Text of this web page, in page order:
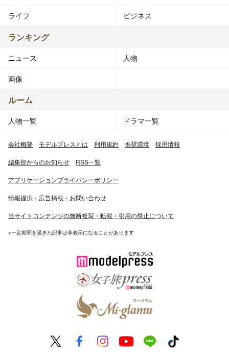
ライフ ビジネス
ランキング
ニュース 人物
画像
ルーム
人物一覧 ドラマ一覧
会社概要 モデルプレスとは 利用規約 推奨環境 採用情報
編集部からのお知らせ RSS一覧
アプリケーションプライバシーポリシー
情報提供・広告掲載・お問い合わせ
当サイトコンテンツの無断複写・転載・引用の禁止について
※一定期間を過ぎた記事は非表示になることがあります